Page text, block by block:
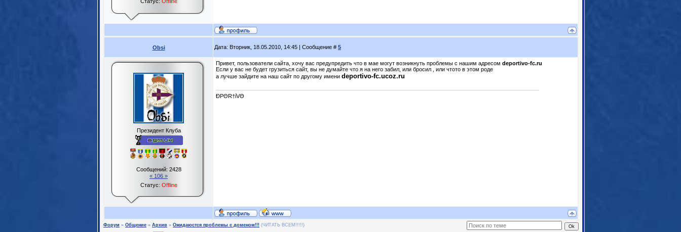
Obsi Дата: Вторник, 18.05.2010, 14:45 | Сообщение # 5
Президент Клуба
Сообщений: 2428
« 106 »
Статус: Offline
Привет, пользователи сайта, хочу вас предупредить что в мае могут возникнуть проблемы с нашим адресом deportivo-fc.ru
Если у вас не будет грузиться сайт, вы не думайте что я на него забил, или бросил , или чтото в этом роде
а лучше зайдите на наш сайт по другому имени deportivo-fc.ucoz.ru
ĐPΘR†ίVΘ
Форум » Общение » Архив » Ожидаюстся проблемы с доменом!!! (ЧИТАТЬ ВСЕМ!!!!!)